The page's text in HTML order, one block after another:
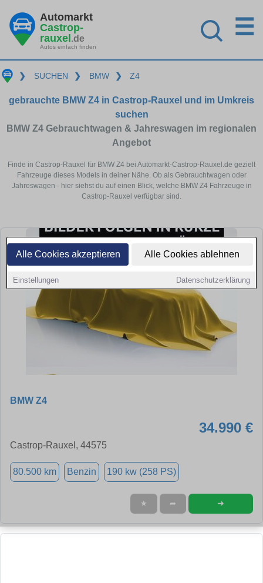
Alle Cookies akzeptieren Alle Cookies ablehnen
Einstellungen Datenschutzerklärung
Automarkt
Castrop-
rauxel .de
Autos einfach finden
☰
❯ SUCHEN ❯ BMW ❯ Z4
gebrauchte BMW Z4 in Castrop-Rauxel und im Umkreis
suchen
BMW Z4 Gebrauchtwagen & Jahreswagen im regionalen
Angebot
Finde in Castrop-Rauxel für BMW Z4 bei Automarkt-Castrop-Rauxel.de gezielt
Fahrzeuge dieses Models in deiner Nähe. Ob als Gebrauchtwagen oder
Jahreswagen - hier siehst du auf einen Blick, welche BMW Z4 Fahrzeuge in
Castrop-Rauxel verfügbar sind.
BMW Z4
34.990 €
Castrop-Rauxel, 44575
80.500 km Benzin 190 kw (258 PS)
★ ➦ ➜